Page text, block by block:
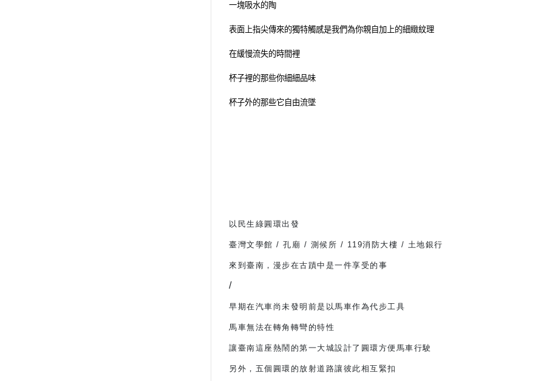
一塊吸水的陶
表面上指尖傳來的獨特觸感是我們為你親自加上的細緻紋理
在緩慢流失的時間裡
杯子裡的那些你細細品味
杯子外的那些它自由流墜
以民生綠圓環出發
臺灣文學館 / 孔廟 / 測候所 / 119消防大樓 / 土地銀行
來到臺南，漫步在古蹟中是一件享受的事
/
早期在汽車尚未發明前是以馬車作為代步工具
馬車無法在轉角轉彎的特性
讓臺南這座熱鬧的第一大城設計了圓環方便馬車行駛
另外，五個圓環的放射道路讓彼此相互緊扣